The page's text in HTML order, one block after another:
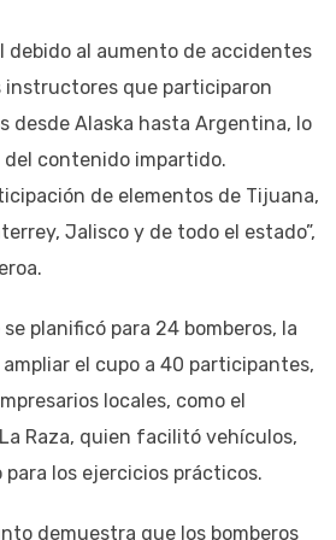
debido al aumento de accidentes
instructores que participaron
desde Alaska hasta Argentina, lo
contenido impartido.
de elementos de Tijuana,
Jalisco y de todo el estado”,
planificó para 24 bomberos, la
el cupo a 40 participantes,
locales, como el
Raza, quien facilitó vehículos,
los ejercicios prácticos.
demuestra que los bomberos